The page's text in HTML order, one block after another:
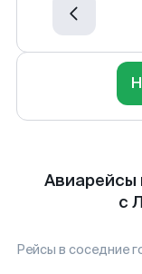
Авиарейсы
с
Рейсы в соседние